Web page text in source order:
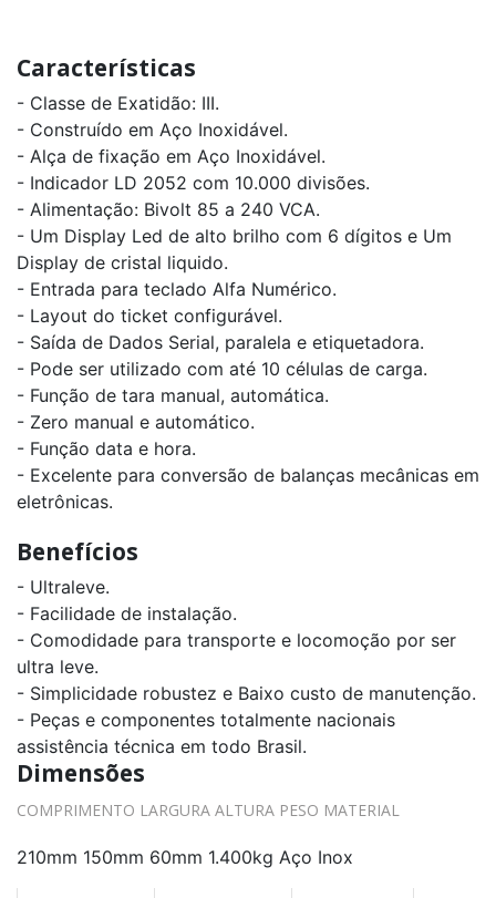
Características
- Classe de Exatidão: III.
- Construído em Aço Inoxidável.
- Alça de fixação em Aço Inoxidável.
- Indicador LD 2052 com 10.000 divisões.
- Alimentação: Bivolt 85 a 240 VCA.
- Um Display Led de alto brilho com 6 dígitos e Um
Display de cristal liquido.
- Entrada para teclado Alfa Numérico.
- Layout do ticket configurável.
- Saída de Dados Serial, paralela e etiquetadora.
- Pode ser utilizado com até 10 células de carga.
- Função de tara manual, automática.
- Zero manual e automático.
- Função data e hora.
- Excelente para conversão de balanças mecânicas em
eletrônicas.
Benefícios
- Ultraleve.
- Facilidade de instalação.
- Comodidade para transporte e locomoção por ser
ultra leve.
- Simplicidade robustez e Baixo custo de manutenção.
- Peças e componentes totalmente nacionais
assistência técnica em todo Brasil.
Dimensões
COMPRIMENTO LARGURA ALTURA PESO MATERIAL
210mm 150mm 60mm 1.400kg Aço Inox